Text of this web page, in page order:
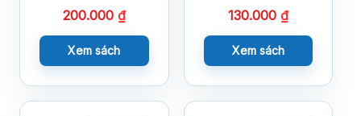
200.000 ₫
Xem sách
130.000 ₫
Xem sách